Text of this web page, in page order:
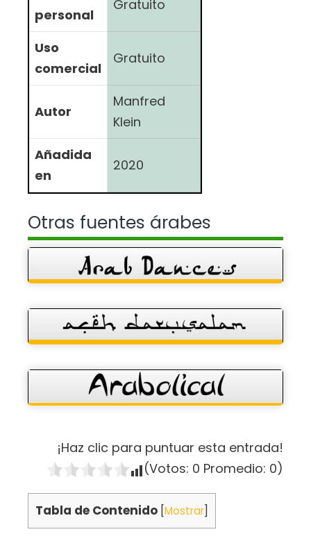
personal
Gratuito
Uso
comercial
Gratuito
Autor
Manfred
Klein
Añadida
en
2020
Otras fuentes árabes
¡Haz clic para puntuar esta entrada!
(Votos: 0 Promedio: 0)
Tabla de Contenido Mostrar